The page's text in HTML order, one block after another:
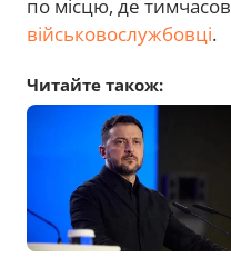
по місцю, де
військовослужбовці.
Читайте також: